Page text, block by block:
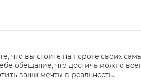
что вы стоите на пороге своих
обещание, что достичь можно
ваши мечты в реальность.